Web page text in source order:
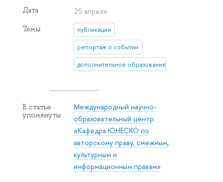
Дата 25 апреля
Темы публикации
репортаж о событии
дополнительное образование
В статье
упомянуты
Международный научно-
образовательный центр
«Кафедра ЮНЕСКО по
авторскому праву, смежным,
культурным и
информационным правам»